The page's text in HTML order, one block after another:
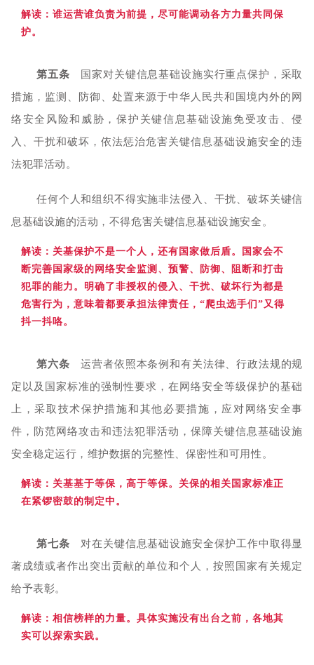
解读： 谁运营谁负责为前提，尽可能调动各方力量共同保
护。
第五条 国家对关键信息基础设施实行重点保护，采取
措施，监测、防御、处置来源于中华人民共和国境内外的网
络安全风险和威胁，保护关键信息基础设施免受攻击、侵
入、干扰和破坏，依法惩治危害关键信息基础设施安全的违
法犯罪活动。
任何个人和组织不得实施非法侵入、干扰、破坏关键信
息基础设施的活动，不得危害关键信息基础设施安全。
解读： 关基保护不是一个人，还有国家做后盾。国家会不
断完善国家级的网络安全监测、预警、防御、阻断和打击
犯罪的能力。明确了非授权的侵入、干扰、破坏行为都是
危害行为，意味着都要承担法律责任，“爬虫选手们”又得
抖一抖咯。
第六条 运营者依照本条例和有关法律、行政法规的规
定以及国家标准的强制性要求，在网络安全等级保护的基础
上，采取技术保护措施和其他必要措施，应对网络安全事
件，防范网络攻击和违法犯罪活动，保障关键信息基础设施
安全稳定运行，维护数据的完整性、保密性和可用性。
解读：关基基于等保，高于等保。关保的相关国家标准正
在紧锣密鼓的制定中。
第七条 对在关键信息基础设施安全保护工作中取得显
著成绩或者作出突出贡献的单位和个人，按照国家有关规定
给予表彰。
解读：相信榜样的力量。具体实施没有出台之前，各地其
实可以探索实践。